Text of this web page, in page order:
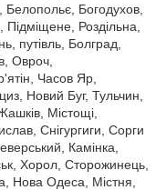
Богодухов,
Підміщене, Роздільна,
путівль, Болград,
Овроч,
Часов Яр,
Новий Буг, Тульчин,
Містощі,
Снігургиги, Сорги
Камінка,
Хорол, Сторожинець,
Нова Одеса, Містня,